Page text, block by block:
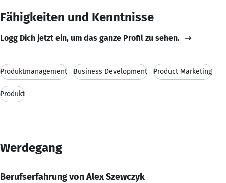
Fähigkeiten und Kenntnisse
Logg Dich jetzt ein, um das ganze Profil zu sehen.
Produktmanagement Business Development Product Marketing
Produkt
Werdegang
Berufserfahrung von Alex Szewczyk